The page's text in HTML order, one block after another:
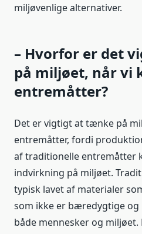
miljøvenlige alternativer.
– Hvorfor er det
på miljøet, når vi
entremåtter?
Det er vigtigt at tænke på
entremåtter, fordi
af traditionelle entremåtter
indvirkning på miljøet.
typisk lavet af materialer
som ikke er bæredygtige
både mennesker og